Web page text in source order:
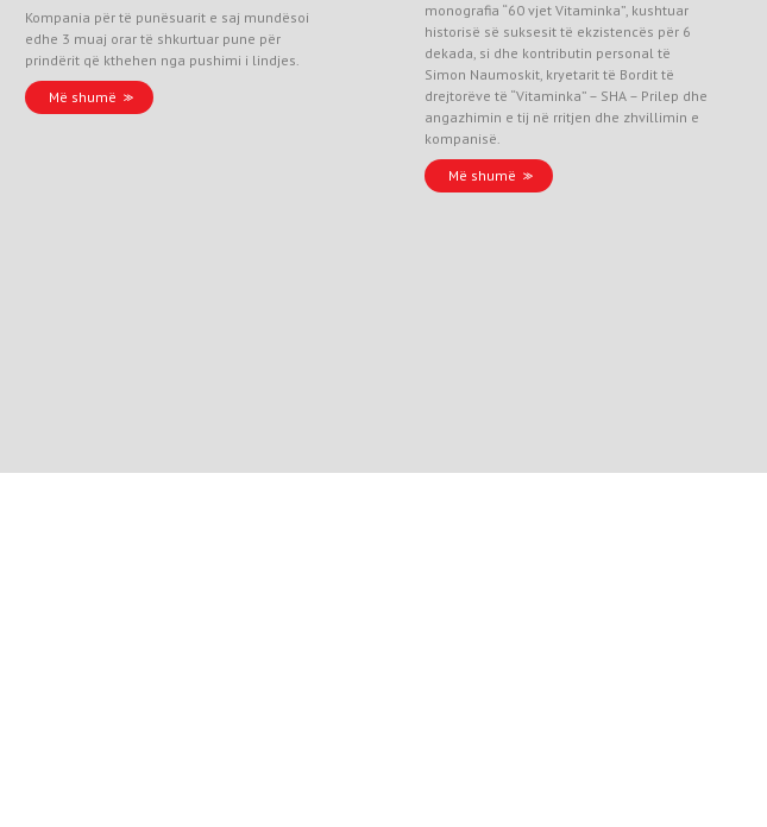
Kompania për të punësuarit e saj mundësoi
edhe 3 muaj orar të shkurtuar pune për
prindërit që kthehen nga pushimi i lindjes.
Më shumë
monografia “60 vjet Vitaminka”, kushtuar
historisë së suksesit të ekzistencës për 6
dekada, si dhe kontributin personal të
Simon Naumoskit, kryetarit të Bordit të
drejtorëve të “Vitaminka” – SHA – Prilep dhe
angazhimin e tij në rritjen dhe zhvillimin e
kompanisë.
Më shumë